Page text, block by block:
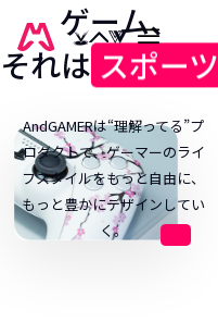
ホーム
ニュース
“ ”
ゲーム、
それは スポーツ
AndGAMERは“理解ってる”プ
ロダクトで、ゲーマーのライ
フスタイルをもっと自由に、
もっと豊かにデザインしてい
く。